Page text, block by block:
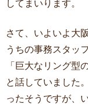
してまいります。
さて、いよいよ大
うちの事務スタッ
「巨大なリング型
と話していました
ったそうですが、